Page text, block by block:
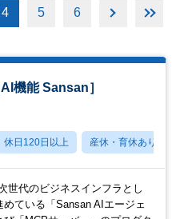
4 5 6
機能 Sansan］
休日120日以上 産休・育休あり
世代のビジネスインフラとし
めている「Sansan AIエージェ